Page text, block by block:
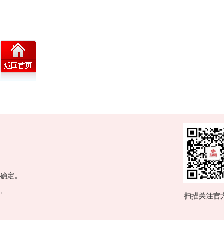
扫描关注官
定。